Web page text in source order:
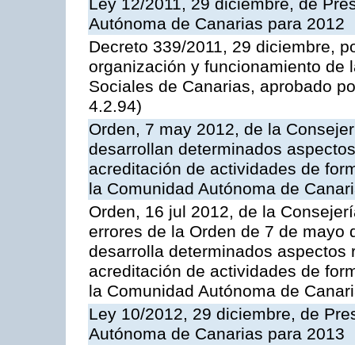
Ley 12/2011, 29 diciembre, de
Autónoma de Canarias para 2012
Decreto 339/2011, 29 diciembre,
organización y funcionamiento de
Sociales de Canarias, aprobado
4.2.94)
Orden, 7 may 2012, de la
desarrollan determinados
acreditación de actividades de
la Comunidad Autónoma de
Orden, 16 jul 2012, de la
errores de la Orden de 7 de mayo
desarrolla determinados
acreditación de actividades de
la Comunidad Autónoma de
Ley 10/2012, 29 diciembre, de
Autónoma de Canarias para 2013